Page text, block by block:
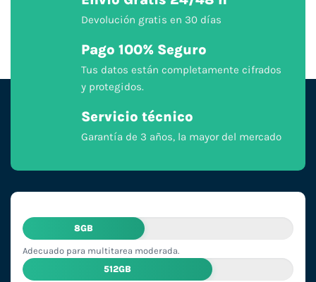
Devolución gratis en 30 días
Pago 100% Seguro
Tus datos están completamente cifrados
y protegidos.
Servicio técnico
Garantía de 3 años, la mayor del mercado
8GB
Adecuado para multitarea moderada.
512GB